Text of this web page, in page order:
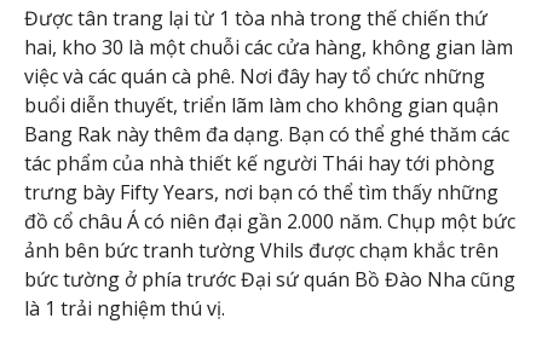
Được tân trang lại từ 1 tòa nhà trong thế chiến thứ
hai, kho 30 là một chuỗi các cửa hàng, không gian làm
việc và các quán cà phê. Nơi đây hay tổ chức những
buổi diễn thuyết, triển lãm làm cho không gian quận
Bang Rak này thêm đa dạng. Bạn có thể ghé thăm các
tác phẩm của nhà thiết kế người Thái hay tới phòng
trưng bày Fifty Years, nơi bạn có thể tìm thấy những
đồ cổ châu Á có niên đại gần 2.000 năm. Chụp một bức
ảnh bên bức tranh tường Vhils được chạm khắc trên
bức tường ở phía trước Đại sứ quán Bồ Đào Nha cũng
là 1 trải nghiệm thú vị.